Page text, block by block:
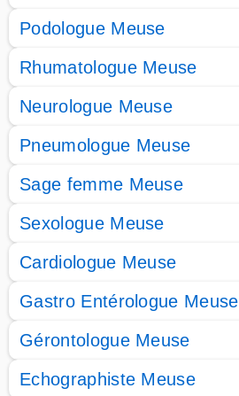
Podologue Meuse
Rhumatologue Meuse
Neurologue Meuse
Pneumologue Meuse
Sage femme Meuse
Sexologue Meuse
Cardiologue Meuse
Gastro Entérologue Meuse
Gérontologue Meuse
Echographiste Meuse